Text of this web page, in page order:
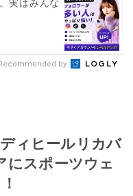
実はみんな
by
ィヒールリカバ
にスポーツウェ